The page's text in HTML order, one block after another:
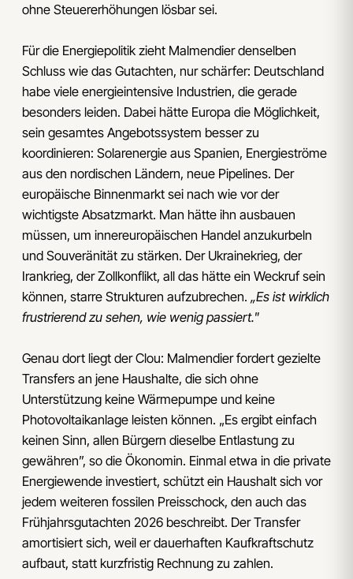
ohne Steuererhöhungen lösbar sei.
Für die Energiepolitik zieht Malmendier denselben
Schluss wie das Gutachten, nur schärfer: Deutschland
habe viele energieintensive Industrien, die gerade
besonders leiden. Dabei hätte Europa die Möglichkeit,
sein gesamtes Angebotssystem besser zu
koordinieren: Solarenergie aus Spanien, Energieströme
aus den nordischen Ländern, neue Pipelines. Der
europäische Binnenmarkt sei nach wie vor der
wichtigste Absatzmarkt. Man hätte ihn ausbauen
müssen, um innereuropäischen Handel anzukurbeln
und Souveränität zu stärken. Der Ukrainekrieg, der
Irankrieg, der Zollkonflikt, all das hätte ein Weckruf sein
können, starre Strukturen aufzubrechen. „Es ist wirklich
frustrierend zu sehen, wie wenig passiert."
Genau dort liegt der Clou: Malmendier fordert gezielte
Transfers an jene Haushalte, die sich ohne
Unterstützung keine Wärmepumpe und keine
Photovoltaikanlage leisten können. „Es ergibt einfach
keinen Sinn, allen Bürgern dieselbe Entlastung zu
gewähren”, so die Ökonomin. Einmal etwa in die private
Energiewende investiert, schützt ein Haushalt sich vor
jedem weiteren fossilen Preisschock, den auch das
Frühjahrsgutachten 2026 beschreibt. Der Transfer
amortisiert sich, weil er dauerhaften Kaufkraftschutz
aufbaut, statt kurzfristig Rechnung zu zahlen.